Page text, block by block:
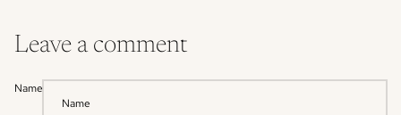
Leave a comment
Name